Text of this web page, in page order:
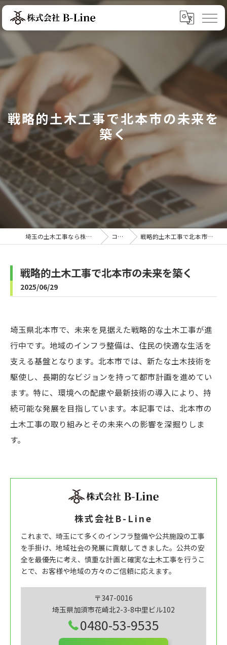
戦略的土木工事で北本市の未来を
築く
埼玉の土木工事なら株式会社B-Line コラム 戦略的土木工事で北本市の未来を築く
戦略的土木工事で北本市の未来を築く
2025/06/29
埼玉県北本市で、未来を見据えた戦略的な土木工事が進
行中です。地域のインフラ整備は、住民の快適な生活を
支える基盤となります。北本市では、新たな土木技術を
駆使し、長期的なビジョンを持って都市計画を進めてい
ます。特に、環境への配慮や最新技術の導入により、持
続可能な発展を目指しています。本記事では、北本市の
土木工事の取り組みとその未来への影響を深掘りしま
す。
株式会社B-Line
これまで、埼玉にて多くのインフラ整備や公共施設の工事
を手掛け、地域社会の発展に貢献してきました。公共の安
全を最優先に考え、慎重な計画と確実な土木工事を行うこ
とで、お客様や地域の方々のご信頼に応えます。
〒347-0016
埼玉県加須市花崎北2-3-8中里ビル102
0480-53-9535